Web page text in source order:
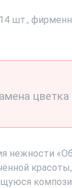
шт.,
цветка
нежности